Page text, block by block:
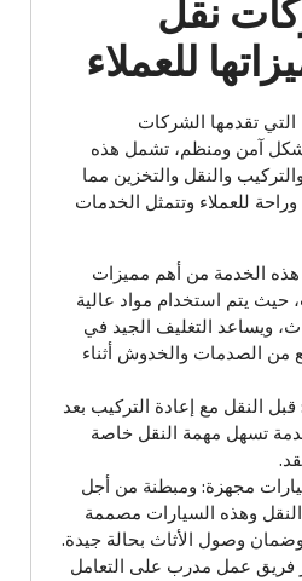
نقل
للعملاء
تقدمها الشركات
آمن ومنظم، تشمل هذه
والنقل والتخزين مما
للعملاء وتتمثل الخدمات
هذه الخدمة من أهم مميزات
حيث يتم استخدام مواد عالية
ويساعد التغليف الجيد في
من الصدمات والخدوش أثناء
النقل مع إعادة التركيب بعد
تسهل مهمة النقل خاصة
مجهزة: ومبطنة من أجل
النقل وهذه السيارات مصممة
وضمان وصول الأثاث بحالة جيدة.
فريق عمل مدرب على التعامل